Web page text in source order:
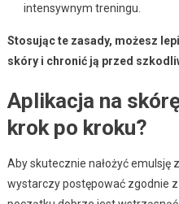
intensywnym treningu.
Stosując te zasady, możesz
skóry i chronić ją przed
Aplikacja na
krok po kroku?
Aby skutecznie nałożyć emulsję
wystarczy postępować zgodnie